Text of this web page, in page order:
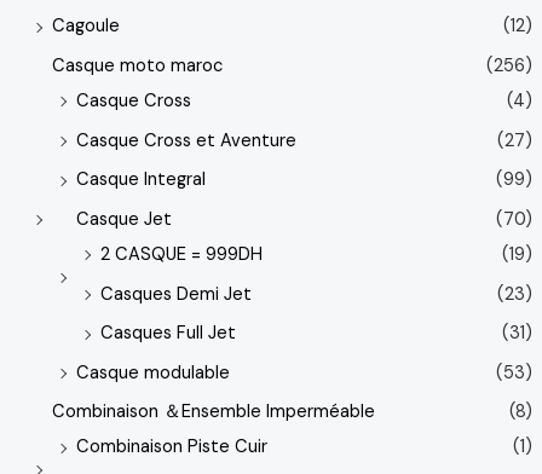
Cagoule
(12)
Casque moto maroc
(256)
Casque Cross
(4)
Casque Cross et Aventure
(27)
Casque Integral
(99)
Casque Jet
(70)
2 CASQUE = 999DH
(19)
Casques Demi Jet
(23)
Casques Full Jet
(31)
Casque modulable
(53)
Combinaison ＆Ensemble Imperméable
(8)
Combinaison Piste Cuir
(1)